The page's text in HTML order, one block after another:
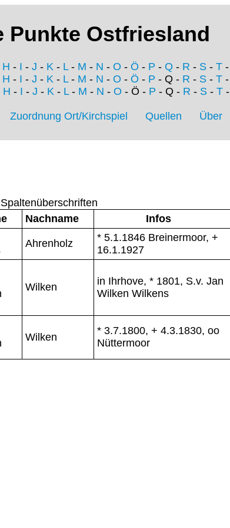
Punkte Ostfriesland
H - I - J - K - L- M - N - O - Ö - P - Q - R - S - T -
H - I - J - K - L- M - N - O - Ö - P - Q - R - S - T -
H - I - J - K- L- M - N - O - Ö - P - Q - R - S- T-
Zuordnung Ort/Kirchspiel Quellen Über
Nachname Infos
Ahrenholz
* 5.1.1846 Breinermoor, +
16.1.1927
Wilken
in Ihrhove, * 1801, S.v. Jan
Wilken Wilkens
Wilken
* 3.7.1800, + 4.3.1830, oo
Nüttermoor